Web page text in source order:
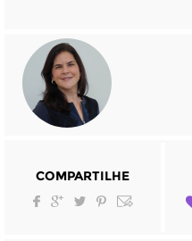
COMPARTILHE